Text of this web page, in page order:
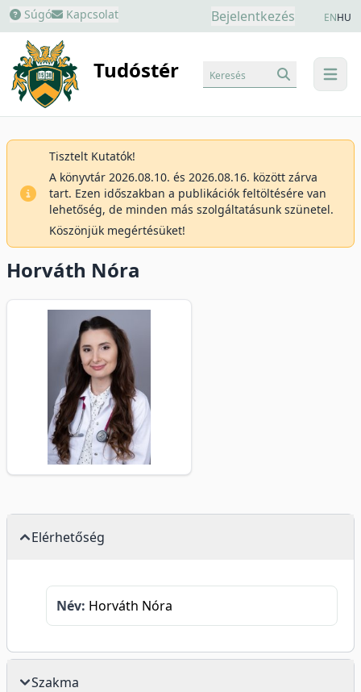
Súgó Kapcsolat Bejelentkezés ENHU
Tudóstér menu
Keresés
Tisztelt Kutatók!
A könyvtár 2026.08.10. és 2026.08.16. között zárva
tart. Ezen időszakban a publikációk feltöltésére van
lehetőség, de minden más szolgáltatásunk szünetel.
Köszönjük megértésüket!
Horváth Nóra
Elérhetőség
Név: Horváth Nóra
Szakma